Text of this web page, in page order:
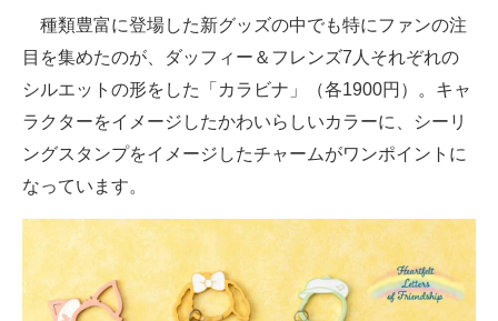
種類豊富に登場した新グッズの中でも特にファンの注
目を集めたのが、ダッフィー＆フレンズ7人それぞれの
シルエットの形をした「カラビナ」（各1900円）。キャ
ラクターをイメージしたかわいらしいカラーに、シーリ
ングスタンプをイメージしたチャームがワンポイントに
なっています。